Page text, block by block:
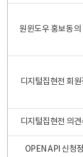
원윈도우 홍보동의
디지털집현전 회
디지털집현전 의견
OPEN API 신청